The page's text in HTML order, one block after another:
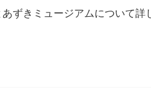
ずきミュージアムについて詳